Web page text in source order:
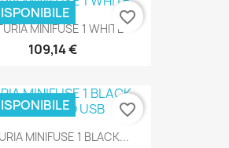
MINIFUSE 1 WHITE
109,14 €
favorite_border
MINIFUSE 1 BLACK...
favorite_border